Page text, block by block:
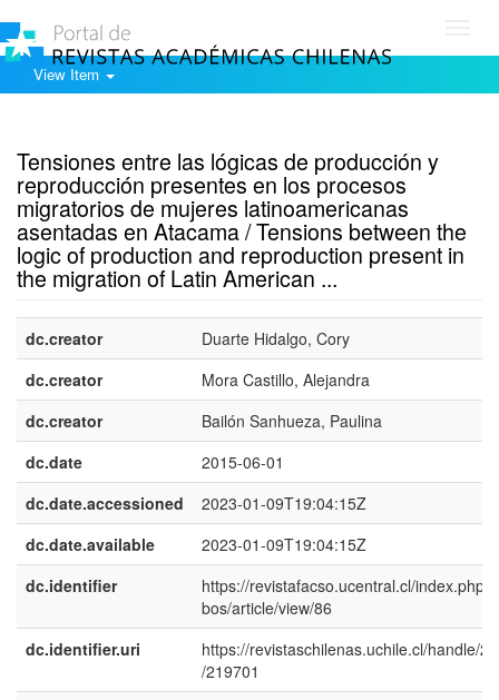
View Item
Tensiones entre las lógicas de producción y
reproducción presentes en los procesos
migratorios de mujeres latinoamericanas
asentadas en Atacama / Tensions between the
logic of production and reproduction present in
the migration of Latin American ...
dc.creator
Duarte Hidalgo, Cory
dc.creator
Mora Castillo, Alejandra
dc.creator
Bailón Sanhueza, Paulina
dc.date
2015-06-01
dc.date.accessioned
2023-01-09T19:04:15Z
dc.date.available
2023-01-09T19:04:15Z
dc.identifier
https://revistafacso.ucentral.cl/index.php/
bos/article/view/86
dc.identifier.uri
https://revistaschilenas.uchile.cl/handle/
/219701